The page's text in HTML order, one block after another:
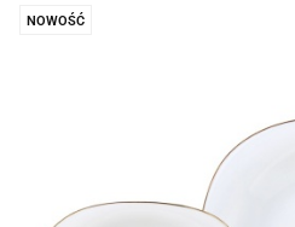
NOWOŚĆ